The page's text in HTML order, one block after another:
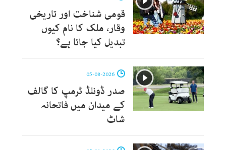
قومی شناخت اور تاریخی
وقار، ملک کا نام کیوں
تبدیل کیا جاتا ہے؟
صدر ڈونلڈ ٹرمپ کا گالف
کے میدان میں فاتحانہ
شاٹ